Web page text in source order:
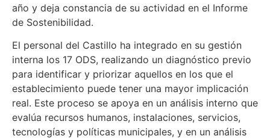
año y deja constancia de su actividad en el Informe
de Sostenibilidad.
El personal del Castillo ha integrado en su gestión
interna los 17 ODS, realizando un diagnóstico previo
para identificar y priorizar aquellos en los que el
establecimiento puede tener una mayor implicación
real. Este proceso se apoya en un análisis interno que
evalúa recursos humanos, instalaciones, servicios,
tecnologías y políticas municipales, y en un análisis